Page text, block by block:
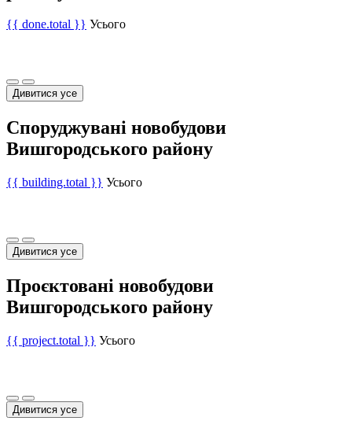
{{ done.total }} Усього
Дивитися усе
Споруджувані новобудови
Вишгородського району
{{ building.total }} Усього
Дивитися усе
Проєктовані новобудови
Вишгородського району
{{ project.total }} Усього
Дивитися усе